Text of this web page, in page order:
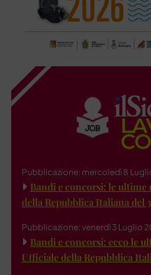
Pubblicazione: mercoledì 8
Bandi e concorsi: le
della Repubblica Italiana del
Pubblicazione: venerdì 3 Luglio
Bandi e concorsi: ecco le
Ufficiale della Repubblica